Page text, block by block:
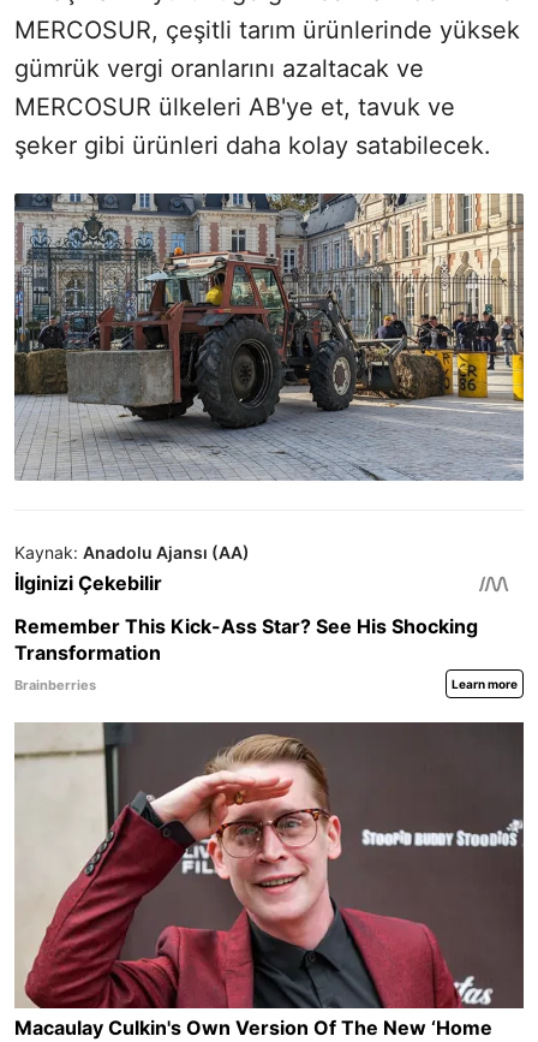
MERCOSUR, çeşitli tarım ürünlerinde yüksek
gümrük vergi oranlarını azaltacak ve
MERCOSUR ülkeleri AB'ye et, tavuk ve
şeker gibi ürünleri daha kolay satabilecek.
Kaynak: Anadolu Ajansı (AA)